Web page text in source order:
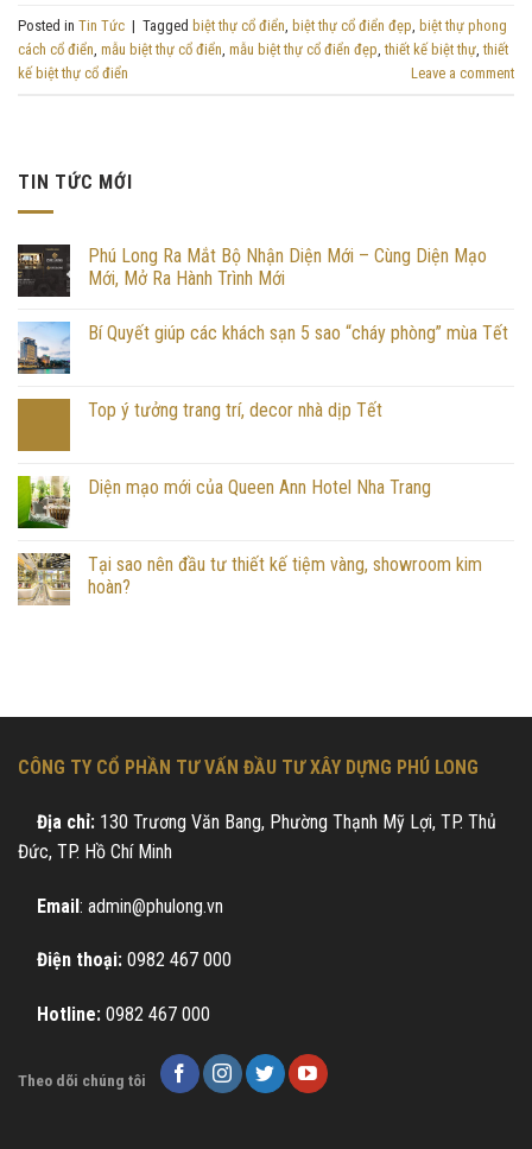
Posted in Tin Tức | Tagged biệt thự cổ điển biệt thự cổ điển đẹp biệt thự phong
cách cổ điển mẫu biệt thự cổ điển mẫu biệt thự cổ điển đẹp ,thiết kế biệt thự ,thiết
kế biệt thự cổ điển
Leave a comment
TIN TỨC MỚI
Phú Long Ra Mắt Bộ Nhận Diện Mới – Cùng Diện Mạo
Mới, Mở Ra Hành Trình Mới
Bí Quyết giúp các khách sạn 5 sao “cháy phòng” mùa Tết
Top ý tưởng trang trí, decor nhà dịp Tết
Diện mạo mới của Queen Ann Hotel Nha Trang
Tại sao nên đầu tư thiết kế tiệm vàng, showroom kim
hoàn?
CÔNG TY CỔ PHẦN TƯ VẤN ĐẦU TƯ XÂY DỰNG PHÚ LONG
Địa chỉ: 130 Trương Văn Bang, Phường Thạnh Mỹ Lợi, TP. Thủ
Đức, TP. Hồ Chí Minh
Email: admin@phulong.vn
Điện thoại: 0982 467 000
Hotline: 0982 467 000
Theo dõi chúng tôi